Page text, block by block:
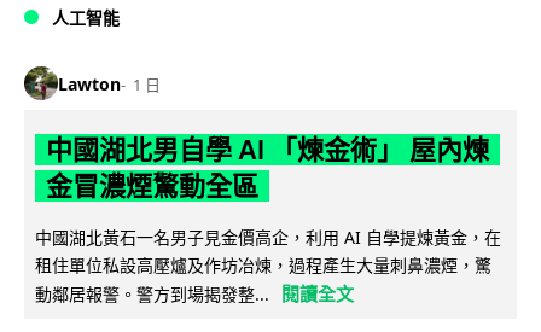
人工智能
Lawton 1 日
中國湖北男自學 AI 「煉金術」 屋內煉
金冒濃煙驚動全區
中國湖北黃石一名男子見金價高企，利用 AI 自學提煉黃金，在
租住單位私設高壓爐及作坊冶煉，過程產生大量刺鼻濃煙，驚
動鄰居報警。警方到場揭發整...
閱讀全文